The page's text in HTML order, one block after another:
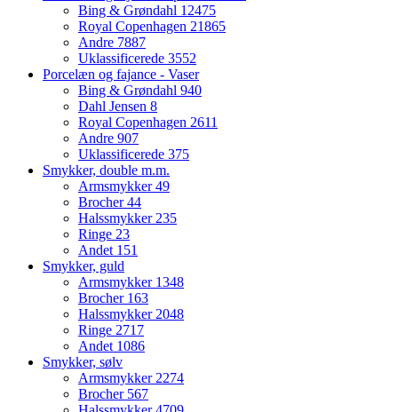
Bing & Grøndahl 12475
Royal Copenhagen 21865
Andre 7887
Uklassificerede 3552
Porcelæn og fajance - Vaser
Bing & Grøndahl 940
Dahl Jensen 8
Royal Copenhagen 2611
Andre 907
Uklassificerede 375
Smykker, double m.m.
Armsmykker49
Brocher44
Halssmykker235
Ringe 23
Andet 151
Smykker, guld
Armsmykker 1348
Brocher 163
Halssmykker2048
Ringe 2717
Andet 1086
Smykker, sølv
Armsmykker2274
Brocher 567